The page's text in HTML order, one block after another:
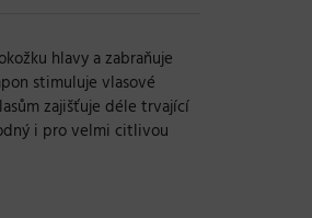
hlavy a zabraňuje
stimuluje vlasové
zajišťuje déle trvající
i pro velmi citlivou